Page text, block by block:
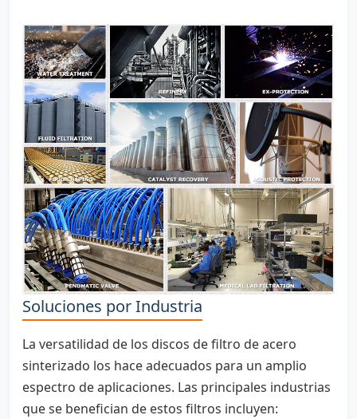
Soluciones por Industria
La versatilidad de los discos de filtro de acero
sinterizado los hace adecuados para un amplio
espectro de aplicaciones. Las principales industrias
que se benefician de estos filtros incluyen: